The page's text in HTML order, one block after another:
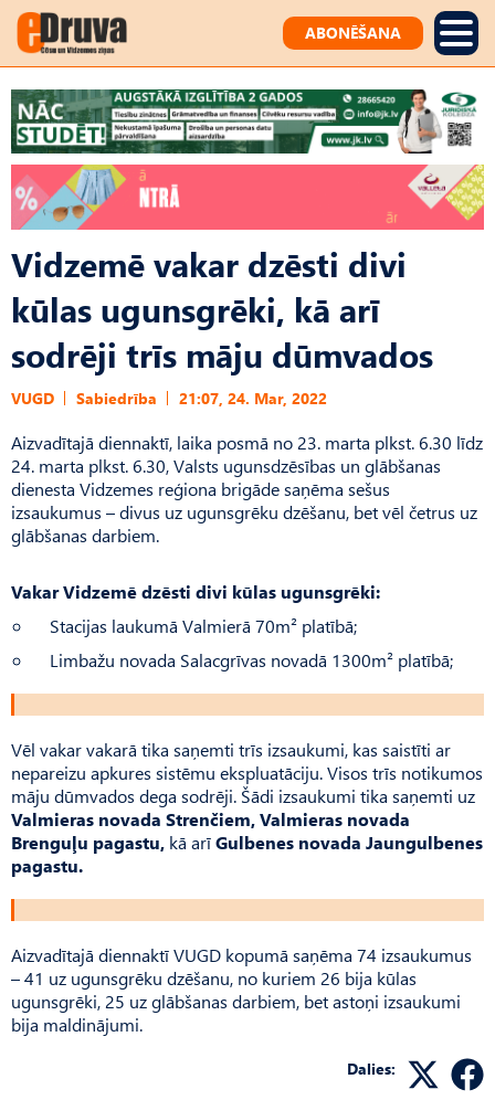
ABONĒŠANA
Vidzemē vakar dzēsti divi
kūlas ugunsgrēki, kā arī
sodrēji trīs māju dūmvados
VUGD Sabiedrība 21:07, 24. Mar, 2022
Aizvadītajā diennaktī, laika posmā no 23. marta plkst. 6.30 līdz
24. marta plkst. 6.30, Valsts ugunsdzēsības un glābšanas
dienesta Vidzemes reģiona brigāde saņēma sešus
izsaukumus – divus uz ugunsgrēku dzēšanu, bet vēl četrus uz
glābšanas darbiem.
Vakar Vidzemē dzēsti divi kūlas ugunsgrēki:
Stacijas laukumā Valmierā 70m² platībā;
Limbažu novada Salacgrīvas novadā 1300m² platībā;
Vēl vakar vakarā tika saņemti trīs izsaukumi, kas saistīti ar
nepareizu apkures sistēmu ekspluatāciju. Visos trīs notikumos
māju dūmvados dega sodrēji. Šādi izsaukumi tika saņemti uz
Valmieras novada Strenčiem, Valmieras novada
Brenguļu pagastu, kā arīGulbenes novada Jaungulbenes
pagastu.
Aizvadītajā diennaktī VUGD kopumā saņēma 74 izsaukumus
– 41 uz ugunsgrēku dzēšanu, no kuriem 26 bija kūlas
ugunsgrēki, 25 uz glābšanas darbiem, bet astoņi izsaukumi
bija maldinājumi.
Dalies: